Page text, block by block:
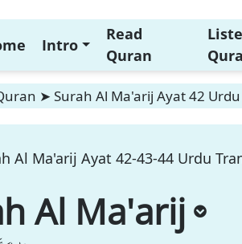
Intro
Read
Quran
➤ Surah Al Ma'arij Ayat 42
Al Ma'arij Ayat 42-43-44 Urdu
Al Ma'arij